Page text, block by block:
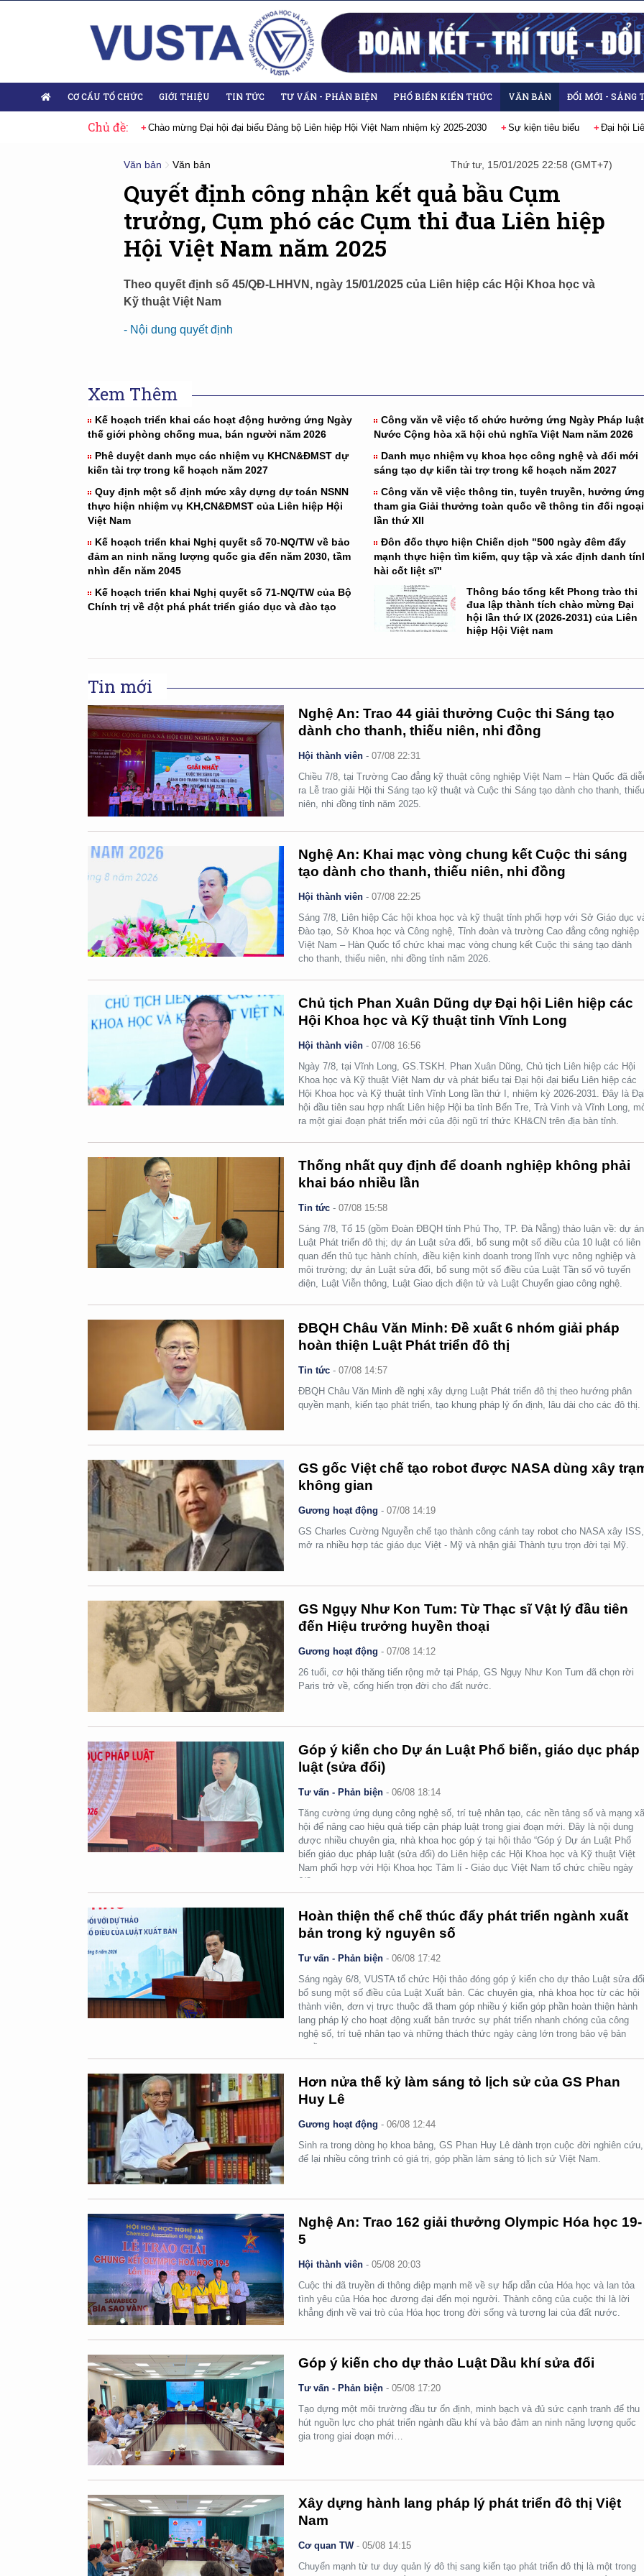
CƠ CẤU TỔ CHỨC GIỚI THIỆU TIN TỨC TƯ VẤN - PHẢN BIỆN PHỔ BIẾN KIẾN THỨC VĂN BẢN ĐỔI MỚI - SÁNG
Chủ đề:
hội lần thứ XIV của Đảng Chào mừng Đại hội đại biểu Đảng bộ Liên hiệp Hội Việt Nam nhiệm kỳ 2025-2030 Sự kiện tiêu biểu Đại hội
Văn bản Văn bản Thứ tư, 15/01/2025 22:58 (GMT+7)
Quyết định công nhận kết quả bầu Cụm
trưởng, Cụm phó các Cụm thi đua Liên hiệp
Hội Việt Nam năm 2025
Theo quyết định số 45/QĐ-LHHVN, ngày 15/01/2025 của Liên hiệp các Hội Khoa học và
Kỹ thuật Việt Nam
- Nội dung quyết định
Xem Thêm
Kế hoạch triển khai các hoạt động hưởng ứng Ngày
thế giới phòng chống mua, bán người năm 2026
Công văn về việc tổ chức hưởng ứng Ngày Pháp luật
Nước Cộng hòa xã hội chủ nghĩa Việt Nam năm 2026
Phê duyệt danh mục các nhiệm vụ KHCN&ĐMST dự
kiến tài trợ trong kế hoạch năm 2027
Danh mục nhiệm vụ khoa học công nghệ và đổi mới
sáng tạo dự kiến tài trợ trong kế hoạch năm 2027
Quy định một số định mức xây dựng dự toán NSNN
thực hiện nhiệm vụ KH,CN&ĐMST của Liên hiệp Hội
Việt Nam
Công văn về việc thông tin, tuyên truyền, hưởng
tham gia Giải thưởng toàn quốc về thông tin đối ngoại
lần thứ XII
Kế hoạch triển khai Nghị quyết số 70-NQ/TW về bảo
đảm an ninh năng lượng quốc gia đến năm 2030, tầm
nhìn đến năm 2045
Đôn đốc thực hiện Chiến dịch "500 ngày đêm đẩy
mạnh thực hiện tìm kiếm, quy tập và xác định danh
hài cốt liệt sĩ"
Kế hoạch triển khai Nghị quyết số 71-NQ/TW của Bộ
Chính trị về đột phá phát triển giáo dục và đào tạo
Thông báo tổng kết Phong trào thi
đua lập thành tích chào mừng Đại
hội lần thứ IX (2026-2031) của Liên
hiệp Hội Việt nam
Tin mới
Nghệ An: Trao 44 giải thưởng Cuộc thi Sáng tạo
dành cho thanh, thiếu niên, nhi đồng
Hội thành viên -07/08 22:31
Chiều 7/8, tại Trường Cao đẳng kỹ thuật công nghiệp Việt Nam – Hàn Quốc đã
ra Lễ trao giải Hội thi Sáng tạo kỹ thuật và Cuộc thi Sáng tạo dành cho thanh,
niên, nhi đồng tỉnh năm 2025.
Nghệ An: Khai mạc vòng chung kết Cuộc thi sáng
tạo dành cho thanh, thiếu niên, nhi đồng
Hội thành viên -07/08 22:25
Sáng 7/8, Liên hiệp Các hội khoa học và kỹ thuật tỉnh phối hợp với Sở Giáo dục
Đào tạo, Sở Khoa học và Công nghệ, Tỉnh đoàn và trường Cao đẳng công nghiệp
Việt Nam – Hàn Quốc tổ chức khai mạc vòng chung kết Cuộc thi sáng tạo dành
cho thanh, thiếu niên, nhi đồng tỉnh năm 2026.
Chủ tịch Phan Xuân Dũng dự Đại hội Liên hiệp các
Hội Khoa học và Kỹ thuật tỉnh Vĩnh Long
Hội thành viên -07/08 16:56
Ngày 7/8, tại Vĩnh Long, GS.TSKH. Phan Xuân Dũng, Chủ tịch Liên hiệp các Hội
Khoa học và Kỹ thuật Việt Nam dự và phát biểu tại Đại hội đại biểu Liên hiệp các
Hội Khoa học và Kỹ thuật tỉnh Vĩnh Long lần thứ I, nhiệm kỳ 2026-2031. Đây là
hội đầu tiên sau hợp nhất Liên hiệp Hội ba tỉnh Bến Tre, Trà Vinh và Vĩnh Long,
ra một giai đoạn phát triển mới của đội ngũ trí thức KH&CN trên địa bàn tỉnh.
Thống nhất quy định để doanh nghiệp không phải
khai báo nhiều lần
Tin tức -07/08 15:58
Sáng 7/8, Tổ 15 (gồm Đoàn ĐBQH tỉnh Phú Thọ, TP. Đà Nẵng) thảo luận về: dự án
Luật Phát triển đô thị; dự án Luật sửa đổi, bổ sung một số điều của 10 luật có liên
quan đến thủ tục hành chính, điều kiện kinh doanh trong lĩnh vực nông nghiệp và
môi trường; dự án Luật sửa đổi, bổ sung một số điều của Luật Tần số vô tuyến
điện, Luật Viễn thông, Luật Giao dịch điện tử và Luật Chuyển giao công nghệ.
ĐBQH Châu Văn Minh: Đề xuất 6 nhóm giải pháp
hoàn thiện Luật Phát triển đô thị
Tin tức -07/08 14:57
ĐBQH Châu Văn Minh đề nghị xây dựng Luật Phát triển đô thị theo hướng phân
quyền mạnh, kiến tạo phát triển, tạo khung pháp lý ổn định, lâu dài cho các đô thị.
GS gốc Việt chế tạo robot được NASA dùng xây
không gian
Gương hoạt động -07/08 14:19
GS Charles Cường Nguyễn chế tạo thành công cánh tay robot cho NASA xây ISS,
mở ra nhiều hợp tác giáo dục Việt - Mỹ và nhận giải Thành tựu trọn đời tại Mỹ.
GS Ngụy Như Kon Tum: Từ Thạc sĩ Vật lý đầu tiên
đến Hiệu trưởng huyền thoại
Gương hoạt động -07/08 14:12
26 tuổi, cơ hội thăng tiến rộng mở tại Pháp, GS Ngụy Như Kon Tum đã chọn rời
Paris trở về, cống hiến trọn đời cho đất nước.
Góp ý kiến cho Dự án Luật Phổ biến, giáo dục pháp
luật (sửa đổi)
Tư vấn - Phản biện -06/08 18:14
Tăng cường ứng dụng công nghệ số, trí tuệ nhân tạo, các nền tảng số và mạng
hội để nâng cao hiệu quả tiếp cận pháp luật trong giai đoạn mới. Đây là nội dung
được nhiều chuyên gia, nhà khoa học góp ý tại hội thảo “Góp ý Dự án Luật Phổ
biến giáo dục pháp luật (sửa đổi) do Liên hiệp các Hội Khoa học và Kỹ thuật Việt
Nam phối hợp với Hội Khoa học Tâm lí - Giáo dục Việt Nam tổ chức chiều ngày
6/8.
Hoàn thiện thể chế thúc đẩy phát triển ngành xuất
bản trong kỷ nguyên số
Tư vấn - Phản biện -06/08 17:42
Sáng ngày 6/8, VUSTA tổ chức Hội thảo đóng góp ý kiến cho dự thảo Luật sửa
bổ sung một số điều của Luật Xuất bản. Các chuyên gia, nhà khoa học từ các hội
thành viên, đơn vị trực thuộc đã tham góp nhiều ý kiến góp phần hoàn thiện hành
lang pháp lý cho hoạt động xuất bản trước sự phát triển nhanh chóng của công
nghệ số, trí tuệ nhân tạo và những thách thức ngày càng lớn trong bảo vệ bản
quyền.
Hơn nửa thế kỷ làm sáng tỏ lịch sử của GS Phan
Huy Lê
Gương hoạt động -06/08 12:44
Sinh ra trong dòng họ khoa bảng, GS Phan Huy Lê dành trọn cuộc đời nghiên cứu,
để lại nhiều công trình có giá trị, góp phần làm sáng tỏ lịch sử Việt Nam.
Nghệ An: Trao 162 giải thưởng Olympic Hóa học 19-
5
Hội thành viên -05/08 20:03
Cuộc thi đã truyền đi thông điệp mạnh mẽ về sự hấp dẫn của Hóa học và lan tỏa
tình yêu của Hóa học đương đại đến mọi người. Thành công của cuộc thi là lời
khẳng định về vai trò của Hóa học trong đời sống và tương lai của đất nước.
Góp ý kiến cho dự thảo Luật Dầu khí sửa đổi
Tư vấn - Phản biện -05/08 17:20
Tạo dựng một môi trường đầu tư ổn định, minh bạch và đủ sức cạnh tranh để thu
hút nguồn lực cho phát triển ngành dầu khí và bảo đảm an ninh năng lượng quốc
gia trong giai đoạn mới…
Xây dựng hành lang pháp lý phát triển đô thị Việt
Nam
Cơ quan TW-05/08 14:15
Chuyển mạnh từ tư duy quản lý đô thị sang kiến tạo phát triển đô thị là một trong